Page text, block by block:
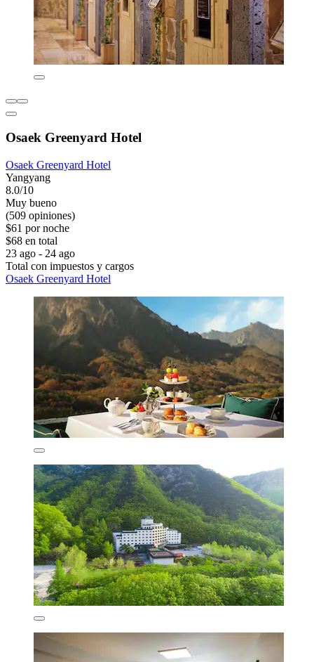
Osaek Greenyard Hotel
Osaek Greenyard Hotel
Yangyang
8.0/10
Muy bueno
(509 opiniones)
$61 por noche
$68 en total
23 ago - 24 ago
Total con impuestos y cargos
Osaek Greenyard Hotel